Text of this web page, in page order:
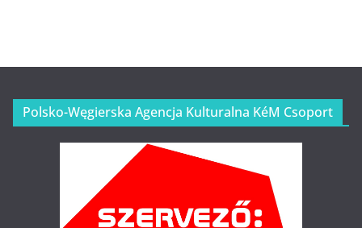
Polsko-Węgierska Agencja Kulturalna KéM Csoport